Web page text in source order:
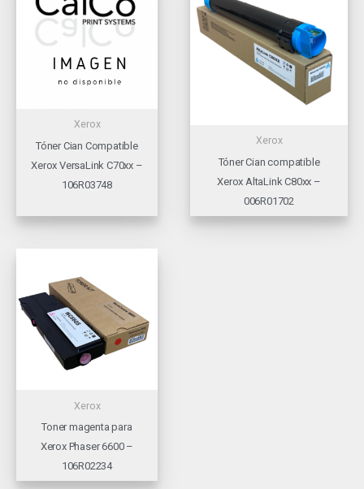
Xerox
Tóner Cian Compatible
Xerox VersaLink C70xx –
106R03748
Xerox
Tóner Cian compatible
Xerox AltaLink C80xx –
006R01702
Xerox
Toner magenta para
Xerox Phaser 6600 –
106R02234